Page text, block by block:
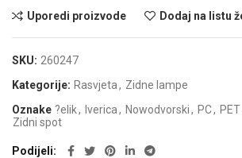
Uporedi proizvode Dodaj na listu
SKU: 260247
Kategorije: Rasvjeta, Zidne lampe
Oznake ?elik, Iverica, Nowodvorski, PC, PET
Zidni spot
Podijeli